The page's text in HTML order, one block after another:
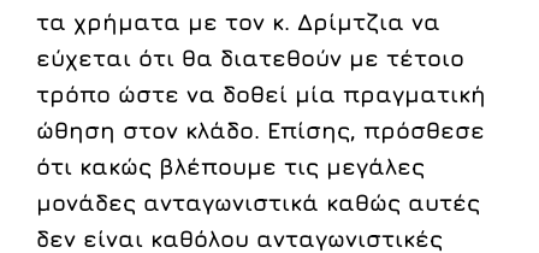
τα χρήματα με τον κ. Δρίμτζια να
εύχεται ότι θα διατεθούν με τέτοιο
τρόπο ώστε να δοθεί μία πραγματική
ώθηση στον κλάδο. Επίσης, πρόσθεσε
ότι κακώς βλέπουμε τις μεγάλες
μονάδες ανταγωνιστικά καθώς αυτές
δεν είναι καθόλου ανταγωνιστικές